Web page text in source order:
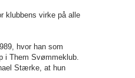
klubbens virke på alle
hvor han som
i Them Svømmeklub.
Stærke, at hun